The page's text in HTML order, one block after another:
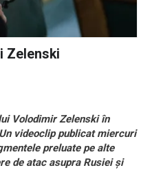
Zelenski
Volodimir Zelenski în
videoclip publicat miercuri
preluate pe alte
de atac asupra Rusiei și